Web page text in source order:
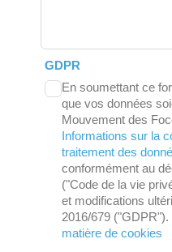
GDPR
En soumettant ce
que vos données
Mouvement des
Informations sur la
traitement des
conformément au
("Code de la vie
et modifications
2016/679 ("GDPR").
matière de cookies